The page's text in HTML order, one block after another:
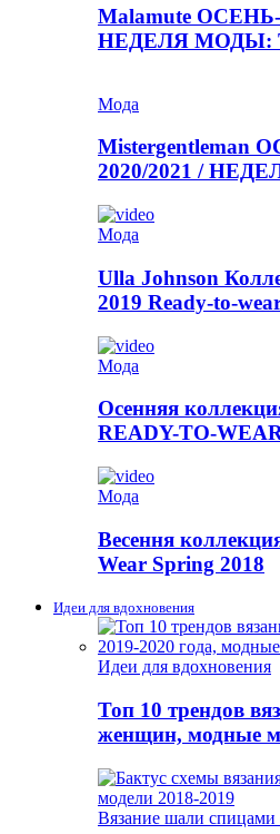
Malamute
НЕДЕЛЯ МОДЫ:
Мода
Mistergentleman
2020/2021 /
Мода
Ulla Johnson
2019 Ready-to-
Мода
Осенняя
READY-TO-
Мода
Весення
Wear Spring 2018
Идеи для вдохновения
Идеи для вдохновения
Топ 10 трендов
женщин, модные
Вязание шали спицами